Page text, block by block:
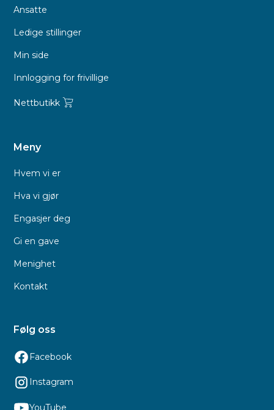
Ansatte
Ledige stillinger
Min side
Innlogging for frivillige
Nettbutikk
Meny
Hvem vi er
Hva vi gjør
Engasjer deg
Gi en gave
Menighet
Kontakt
Følg oss
Facebook
Instagram
YouTube